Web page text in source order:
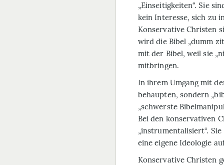
„Einseitigkeiten“. Sie
kein Interesse, sich zu
Konservative Christen
wird die Bibel „dumm
mit der Bibel, weil sie
mitbringen.
In ihrem Umgang mit
behaupten, sondern
„schwerste
Bei den konservativen
„instrumentalisiert“.
eine eigene Ideologie
Konservative Christen